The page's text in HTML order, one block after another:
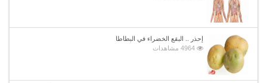
إحذر .. البقع الخضراء في البطاطا
4964 مشاهدات